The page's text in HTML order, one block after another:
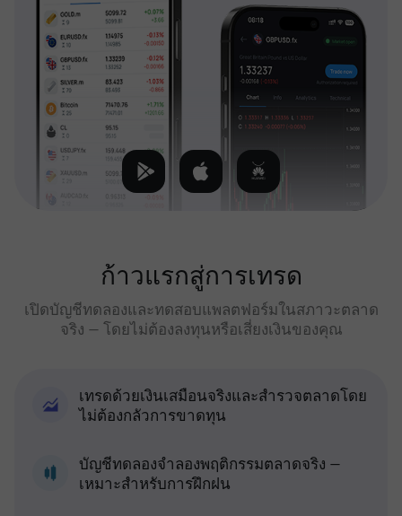
ก้าวแรกสู่การเทรด
เปิดบัญชีทดลองและทดสอบแพลตฟอร์มในสภาวะตลาด
จริง — โดยไม่ต้องลงทุนหรือเสี่ยงเงินของคุณ
เทรดด้วยเงินเสมือนจริงและสำรวจตลาดโดย
ไม่ต้องกลัวการขาดทุน
บัญชีทดลองจำลองพฤติกรรมตลาดจริง —
เหมาะสำหรับการฝึกฝน